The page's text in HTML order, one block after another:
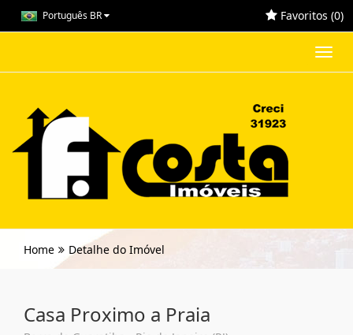
Português BR Favoritos (0)
Home Detalhe do Imóvel
Casa Proximo a Praia